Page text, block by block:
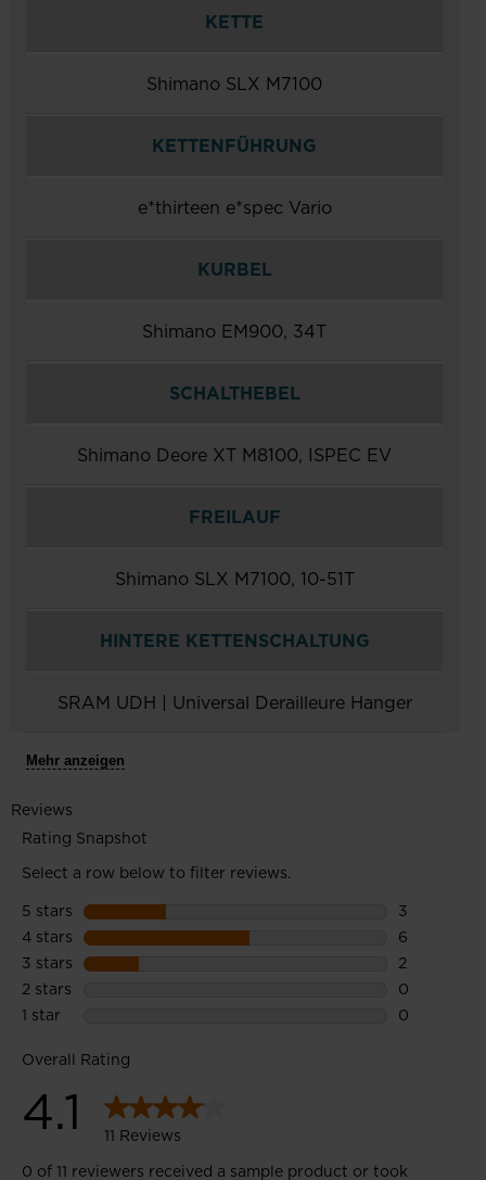
KETTE
Shimano SLX M7100
KETTENFÜHRUNG
e*thirteen e*spec Vario
KURBEL
Shimano EM900, 34T
SCHALTHEBEL
Shimano Deore XT M8100, ISPEC EV
FREILAUF
Shimano SLX M7100, 10-51T
HINTERE KETTENSCHALTUNG
SRAM UDH | Universal Derailleure Hanger
Mehr anzeigen